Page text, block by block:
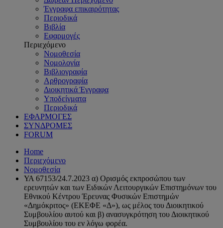
Έγγραφα επικαιρότητας
Περιοδικά
Βιβλία
Εφαρμογές
Περιεχόμενο
Νομοθεσία
Νομολογία
Βιβλιογραφία
Αρθρογραφία
Διοικητικά Έγγραφα
Υποδείγματα
Περιοδικά
ΕΦΑΡΜΟΓΕΣ
ΣΥΝΔΡΟΜΕΣ
FORUM
Home
Περιεχόμενο
Νομοθεσία
ΥΑ 67153/24.7.2023 α) Ορισμός εκπροσώπου των
ερευνητών και των Ειδικών Λειτουργικών Επιστημόνων του
Εθνικού Κέντρου Έρευνας Φυσικών Επιστημών
«Δημόκριτος» (ΕΚΕΦΕ «Δ»), ως μέλος του Διοικητικού
Συμβουλίου αυτού και β) ανασυγκρότηση του Διοικητικού
Συμβουλίου του εν λόγω φορέα.